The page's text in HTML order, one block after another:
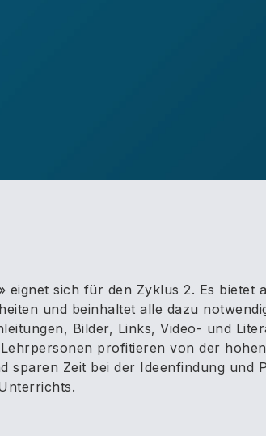
eignet sich für den Zyklus 2. Es bietet
und beinhaltet alle dazu
Bilder, Links, Video- und
profitieren von der
sparen Zeit bei der Ideenfindung und